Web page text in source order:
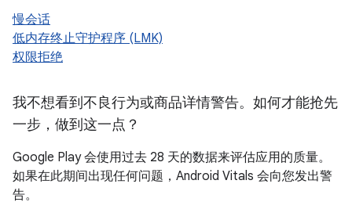
慢会话
低内存终止守护程序 (LMK)
权限拒绝
我不想看到不良行为或商品详情警告。如何才能抢先
一步，做到这一点？
Google Play 会使用过去 28 天的数据来评估应用的质量。
如果在此期间出现任何问题，Android Vitals 会向您发出警
告。